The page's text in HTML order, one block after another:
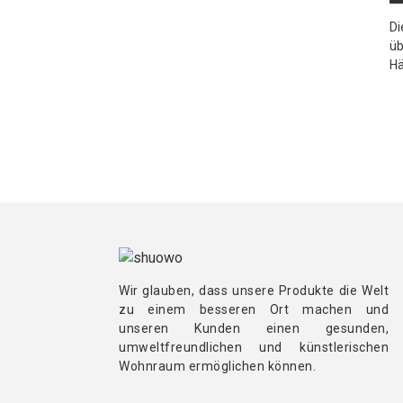
Wir glauben, dass unsere Produkte die Welt
zu einem besseren Ort machen und
unseren Kunden einen gesunden,
umweltfreundlichen und künstlerischen
Wohnraum ermöglichen können.